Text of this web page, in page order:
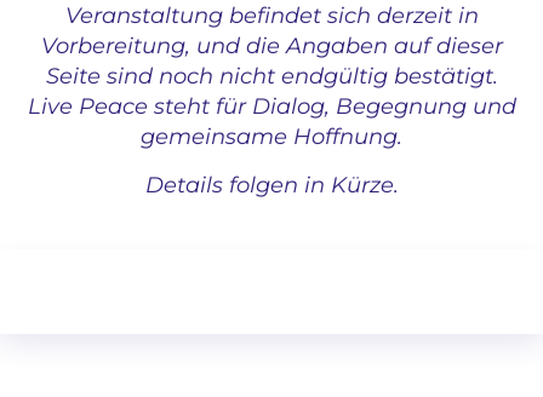
Veranstaltung befindet sich derzeit in
Vorbereitung, und die Angaben auf dieser
Seite sind noch nicht endgültig bestätigt.
Live Peace steht für Dialog, Begegnung und
gemeinsame Hoffnung.
Details folgen in Kürze.